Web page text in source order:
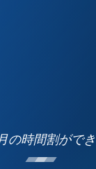
の時間割がで